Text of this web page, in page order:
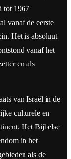
tot 1967
vanaf de eerste
Het is absoluut
vanaf het
en als
van Israël in de
culturele en
Het Bijbelse
in het
als de